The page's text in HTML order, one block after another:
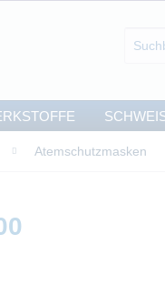
Atemschutzmasken